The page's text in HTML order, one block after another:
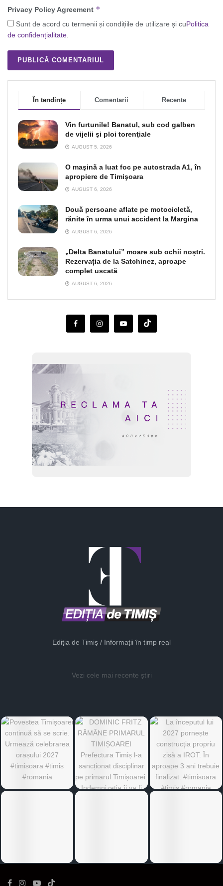
Privacy Policy Agreement *
Sunt de acord cu termenii și condițiile de utilizare și cuPolitica
de confidențialitate
În tendințe Comentarii Recente
Vin furtunile! Banatul, sub cod galben
de vijelii şi ploi torenţiale
AUGUST 5, 2026
O maşină a luat foc pe autostrada A1, în
apropiere de Timişoara
AUGUST 6, 2026
Două persoane aflate pe motocicletă,
rănite în urma unui accident la Margina
AUGUST 6, 2026
„Delta Banatului” moare sub ochii noștri.
Rezervația de la Satchinez, aproape
complet uscată
AUGUST 6, 2026
Ediția de Timiș / Informații în timp real
Vezi cele mai recente știri